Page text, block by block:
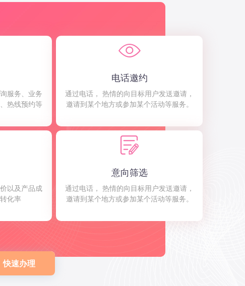
服务、业务
热线预约等
电话邀约
通过电话， 热情的向目标用户发送邀请，
邀请到某个地方或参加某个活动等服务。
以及产品成
化率
意向筛选
通过电话， 热情的向目标用户发送邀请，
邀请到某个地方或参加某个活动等服务。
快速办理